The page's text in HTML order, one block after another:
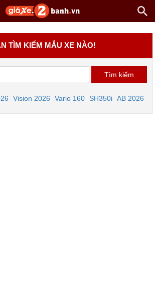
TÌM KIẾM MẪU XE NÀO!
Vision 2026 Vario 160 SH350i AB 2026